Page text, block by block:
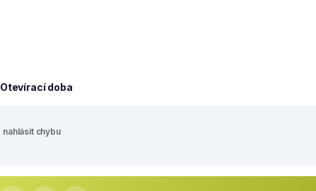
Otevírací doba
nahlásit chybu